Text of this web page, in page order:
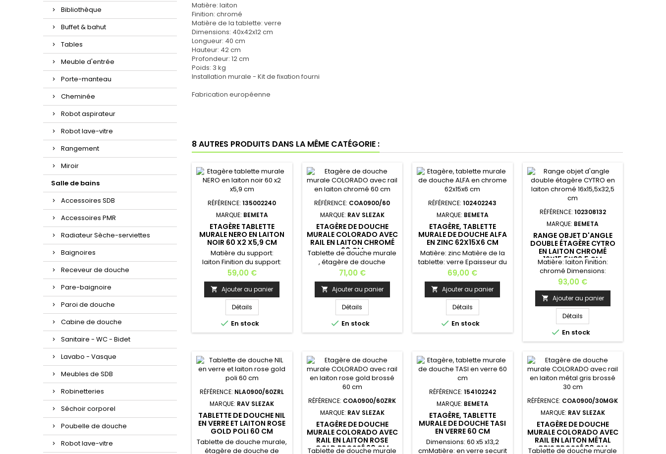
Bibliothèque
Buffet & bahut
Tables
Meuble d'entrée
Porte-manteau
Cheminée
Robot aspirateur
Robot lave-vitre
Rangement
Miroir
Salle de bains
Accessoires SDB
Accessoires PMR
Radiateur Sèche-serviettes
Baignoires
Receveur de douche
Pare-baignoire
Paroi de douche
Cabine de douche
Sanitaire - WC - Bidet
Lavabo - Vasque
Meubles de SDB
Robinetteries
Séchoir corporel
Poubelle de douche
Robot lave-vitre
Matière: laiton
Finition: chromé
Matière de la tablette: verre
Dimensions: 40x42x12 cm
Longueur: 40 cm
Hauteur: 42 cm
Profondeur: 12 cm
Poids: 3 kg
Installation murale - Kit de fixation fourni
Fabrication européenne
8 AUTRES PRODUITS DANS LA MÊME CATÉGORIE :
RÉFÉRENCE:135002240
MARQUE: BEMETA
ETAGÈRE TABLETTE
MURALE NERO EN LAITON
NOIR 60 X2 X5,9 CM
Matière du support:
laiton Finition du support:
noir mat Matière de
l'étagère: verre
securit Dimensions: 60 x2
x5,9 cm Largeur: 60
cm Hauteur: 2
cm Profondeur: 5,9
cm Poids: 1,3 kg Installation:
fixation murale - Kit de
Prix
59,00 €
 Ajouter au panier
Détails
 En stock
RÉFÉRENCE: COA0900/60
MARQUE: RAV SLEZAK
ETAGÈRE DE DOUCHE
MURALE COLORADO AVEC
RAIL EN LAITON CHROMÉ
60 CM
Tablette de douche murale
, étagère de douche
murale en verre et laiton ; le
montage par perçage est
nécessaire. Matière:
tablette en verre / support
et rail en laiton
chromé; Dimensions: 60x
12,7x 5,3 cm Profondeur: 12,7
cm Largeur : 60 cm Hauteur:
de fixation fourni Garantie: 6
ans Finitions disponibles :...
Prix
71,00 €
 Ajouter au panier
Détails
 En stock
RÉFÉRENCE:102402243
MARQUE: BEMETA
ETAGÈRE, TABLETTE
MURALE DE DOUCHE ALFA
EN ZINC 62X15X6 CM
Matière: zinc Matière de la
tablette: verre Epaisseur du
verre : 8 mm Dimensions:
62x15x6 cm Longueur : 62
cm Profondeur : 15
cm Hauteur : 6 cm Poids: 1,2
kg Installation murale - Kit
de fixation fourni.Dans la
même collection, vous
trouverez les: patère,
savon, porte papier
toilettes, brosse de
toilettes,...
Prix
69,00 €
 Ajouter au panier
Détails
 En stock
RÉFÉRENCE: 102308132
MARQUE: BEMETA
RANGE OBJET D'ANGLE
DOUBLE ÉTAGÈRE CYTRO
EN LAITON CHROMÉ
16X15,5X32,5 CM
Matière: laiton Finition:
chromé Dimensions:
16x15,5x32,5 cm Largeur: 26
cm Profondeur: 15,5
cm Hauteur: 32,5 cm Poids: 1
kg Installation murale - Kit
de fixation
fourni. Fabrication
européenne
Prix
93,00 €
 Ajouter au panier
Détails
 En stock
RÉFÉRENCE: NLA0900/60ZRL
MARQUE: RAV SLEZAK
TABLETTE DE DOUCHE NIL
EN VERRE ET LAITON ROSE
GOLD POLI 60 CM
Tablette de douche murale,
étagère de douche de
RÉFÉRENCE: COA0900/60ZRK
MARQUE: RAV SLEZAK
ETAGÈRE DE DOUCHE
MURALE COLORADO AVEC
RAIL EN LAITON ROSE
GOLD BROSSÉ 60 CM
Tablette de douche murale
RÉFÉRENCE: 154102242
MARQUE: BEMETA
ETAGÈRE, TABLETTE
MURALE DE DOUCHE TASI
EN VERRE 60 CM
Dimensions: 60 x5 x13,2
cmMatière: en verre securit
RÉFÉRENCE: COA0900/30MGK
MARQUE: RAV SLEZAK
ETAGÈRE DE DOUCHE
MURALE COLORADO AVEC
RAIL EN LAITON MÉTAL
GRIS BROSSÉ 30 CM
Tablette de douche murale